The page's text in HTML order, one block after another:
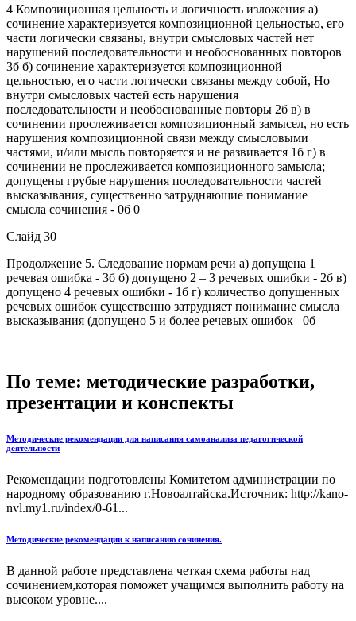
4 Композиционная цельность и логичность изложения а)
сочинение характеризуется композиционной цельностью, его
части логически связаны, внутри смысловых частей нет
нарушений последовательности и необоснованных повторов
3б б) сочинение характеризуется композиционной
цельностью, его части логически связаны между собой, Но
внутри смысловых частей есть нарушения
последовательности и необоснованные повторы 2б в) в
сочинении прослеживается композиционный замысел, но есть
нарушения композиционной связи между смысловыми
частями, и/или мысль повторяется и не развивается 1б г) в
сочинении не прослеживается композиционного замысла;
допущены грубые нарушения последовательности частей
высказывания, существенно затрудняющие понимание
смысла сочинения - 0б 0
Слайд 30
Продолжение 5. Следование нормам речи а) допущена 1
речевая ошибка - 3б б) допущено 2 – 3 речевых ошибки - 2б в)
допущено 4 речевых ошибки - 1б г) количество допущенных
речевых ошибок существенно затрудняет понимание смысла
высказывания (допущено 5 и более речевых ошибок– 0б
По теме: методические разработки,
презентации и конспекты
Методические рекомендации для написания самоанализа педагогической
деятельности
Рекомендации подготовлены Комитетом администрации по
народному образованию г.Новоалтайска.Источник: http://kano-
nvl.my1.ru/index/0-61...
Методические рекомендации к написанию сочинения.
В данной работе представлена четкая схема работы над
сочинением,которая поможет учащимся выполнить работу на
высоком уровне....